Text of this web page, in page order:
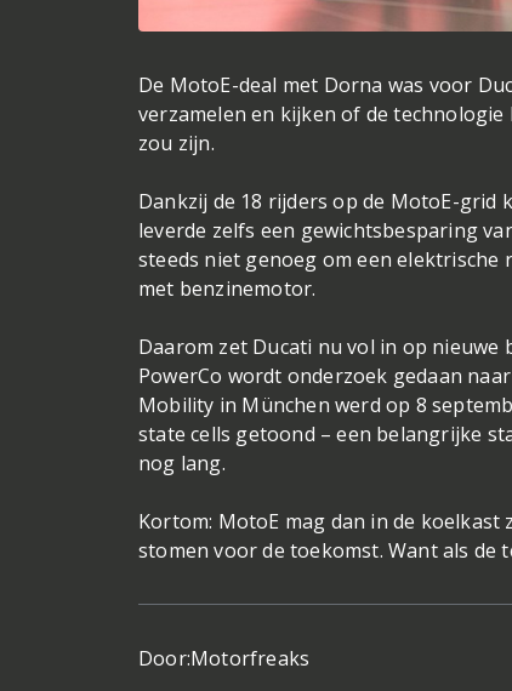
De MotoE-deal met Dorna was voor
verzamelen en kijken of de
zou zijn.
Dankzij de 18 rijders op de MotoE-grid
leverde zelfs een gewichtsbesparing
steeds niet genoeg om een elektrische
met benzinemotor.
Daarom zet Ducati nu vol in op nieuwe
PowerCo wordt onderzoek gedaan
Mobility in München werd op 8
state cells getoond – een belangrijke
nog lang.
Kortom: MotoE mag dan in de
stomen voor de toekomst. Want als de
Door:Motorfreaks